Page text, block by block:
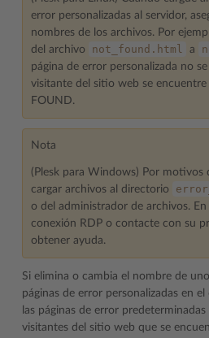
error personalizadas al servidor,
nombres de los archivos. Por
del archivo
not_found.html a
página de error personalizada no
visitante del sitio web se encuentre
FOUND.
Nota
(Plesk para Windows) Por motivos
cargar archivos al directorio
o del administrador de archivos.
conexión RDP o contacte con su
obtener ayuda.
Si elimina o cambia el nombre de
páginas de error personalizadas en
las páginas de error
visitantes del sitio web que se